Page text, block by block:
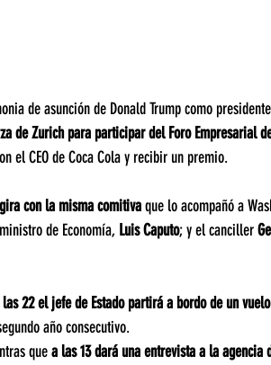
de asunción de Donald Trump como
de Zurich para participar del Foro Empresarial
el CEO de Coca Cola y recibir un premio.
con la misma comitiva que lo acompañó a
de Economía, Luis Caputo; y el canciller
22 el jefe de Estado partirá a bordo de un
año consecutivo.
que a las 13 dará una entrevista a la agencia